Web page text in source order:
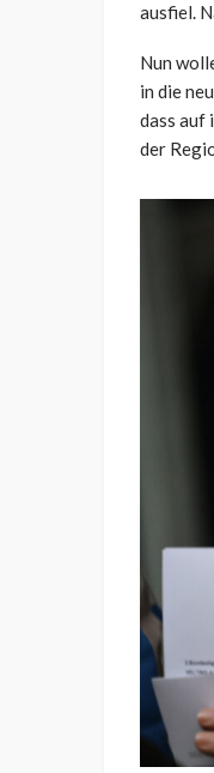
ausfiel.
Nun
in die
dass auf
der